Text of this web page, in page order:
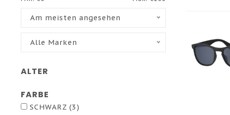
Am meisten angesehen
Alle Marken
ALTER
FARBE
SCHWARZ (3)